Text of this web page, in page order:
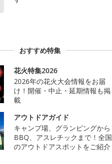
おすすめ特集
花火特集2026
2026年の花火大会情報をお届
け！開催・中止・延期情報も掲
載
アウトドアガイド
キャンプ場、グランピングから
BBQ、アスレチックまで！全国
のアウトドアスポットをご紹介